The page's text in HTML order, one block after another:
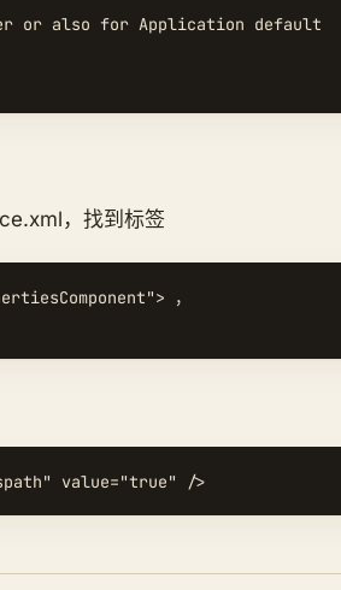
or also for Application default
，找到标签
，